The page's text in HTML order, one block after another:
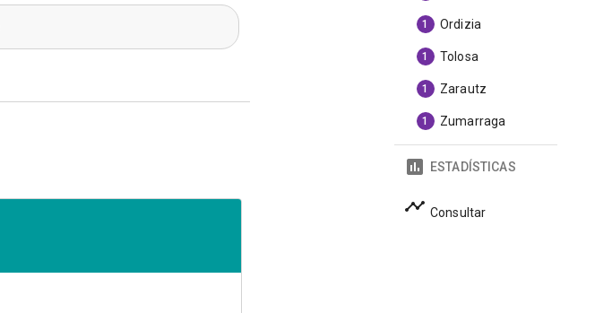
1 Ordizia
1 Tolosa
1 Zarautz
1 Zumarraga
ESTADÍSTICAS
Consultar